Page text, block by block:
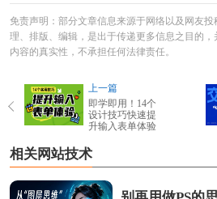
免责声明：部分文章信息来源于网络以及网友
理、排版、编辑，是出于传递更多信息之目的
内容的真实性，不承担任何法律责任。
上一篇
即学即用！14个
设计技巧快速提
升输入表单体验
相关网站技术